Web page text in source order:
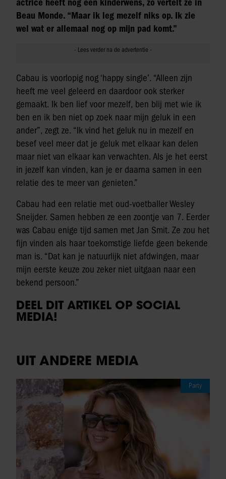
actrice heeft nog een kinderwens, zo vertelt ze in
Beau Monde. “Maar ik leg mezelf niks op. Ik zie
wel wat er allemaal nog op mijn pad komt.”
Cabau is voorlopig nog ‘happy single’. “Alleen zijn
heeft me veel geleerd en daardoor ook sterker
gemaakt. Ik ben lief voor mezelf, ben blij met wie ik
ben en ik ben niet op zoek naar mijn geluk in een
ander”, zegt ze. “Ik vind het geluk nu in mezelf en
besef veel meer dat je geluk met elkaar kan delen
maar niet van elkaar kan verwachten. Als je het eerst
in jezelf kan vinden, kan je er daarna samen in een
relatie des te meer van genieten.”
Cabau had een relatie met oud-voetballer Wesley
Sneijder. Samen hebben ze een zoontje van 7. Eerder
was Cabau enige tijd samen met Jan Smit. Ze zou het
fijn vinden als haar toekomstige liefde geen bekende
man is. “Dat kan je natuurlijk niet afdwingen, maar
mijn eerste keuze zou zeker niet uitgaan naar een
bekend persoon.”
DEEL DIT ARTIKEL OP SOCIAL
MEDIA!
UIT ANDERE MEDIA
Party